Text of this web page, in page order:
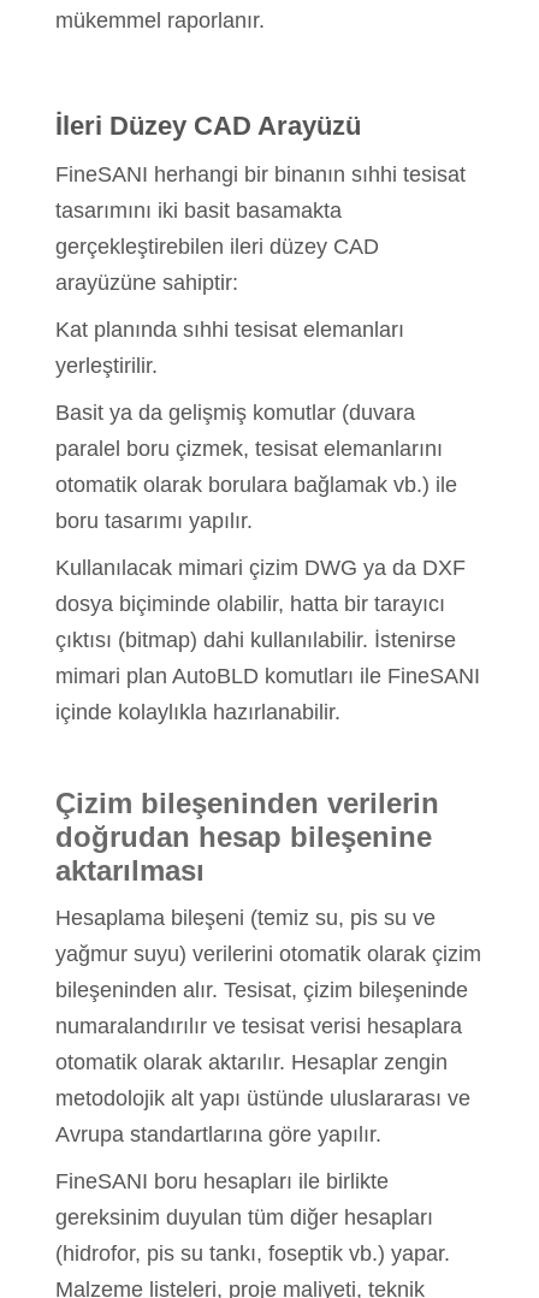
mükemmel raporlanır.
İleri Düzey CAD Arayüzü
FineSANI herhangi bir binanın sıhhi tesisat
tasarımını iki basit basamakta
gerçekleştirebilen ileri düzey CAD
arayüzüne sahiptir:
Kat planında sıhhi tesisat elemanları
yerleştirilir.
Basit ya da gelişmiş komutlar (duvara
paralel boru çizmek, tesisat elemanlarını
otomatik olarak borulara bağlamak vb.) ile
boru tasarımı yapılır.
Kullanılacak mimari çizim DWG ya da DXF
dosya biçiminde olabilir, hatta bir tarayıcı
çıktısı (bitmap) dahi kullanılabilir. İstenirse
mimari plan AutoBLD komutları ile FineSANI
içinde kolaylıkla hazırlanabilir.
Çizim bileşeninden verilerin
doğrudan hesap bileşenine
aktarılması
Hesaplama bileşeni (temiz su, pis su ve
yağmur suyu) verilerini otomatik olarak çizim
bileşeninden alır. Tesisat, çizim bileşeninde
numaralandırılır ve tesisat verisi hesaplara
otomatik olarak aktarılır. Hesaplar zengin
metodolojik alt yapı üstünde uluslararası ve
Avrupa standartlarına göre yapılır.
FineSANI boru hesapları ile birlikte
gereksinim duyulan tüm diğer hesapları
(hidrofor, pis su tankı, foseptik vb.) yapar.
Malzeme listeleri, proje maliyeti, teknik